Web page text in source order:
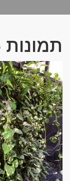
תמונות 17-12-15 080